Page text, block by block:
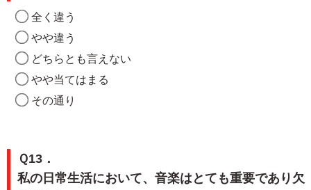
全く違う
やや違う
どちらとも言えない
やや当てはまる
その通り
Ｑ13．
私の日常生活において、音楽はとても重要であり欠